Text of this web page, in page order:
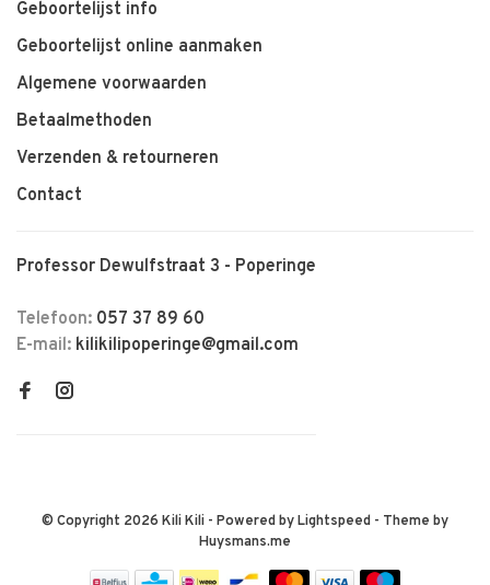
Geboortelijst info
Geboortelijst online aanmaken
Algemene voorwaarden
Betaalmethoden
Verzenden & retourneren
Contact
Professor Dewulfstraat 3 - Poperinge
Telefoon: 057 37 89 60
E-mail: kilikilipoperinge@gmail.com
© Copyright 2026 Kili Kili - Powered byLightspeed - Theme by
Huysmans.me